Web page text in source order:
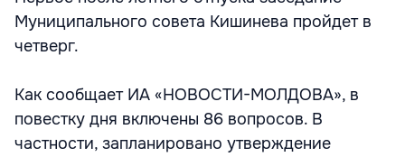
Муниципального совета Кишинева пройдет в
четверг.
Как сообщает ИА «НОВОСТИ-МОЛДОВА», в
повестку дня включены 86 вопросов. В
частности, запланировано утверждение